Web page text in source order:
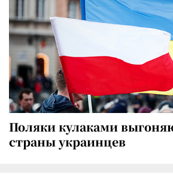
Поляки кулаками
страны украинцев